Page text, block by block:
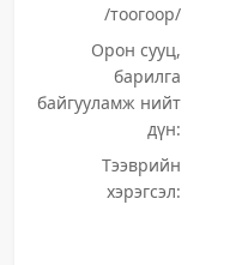
/тоогоор/
Орон сууц,
барилга
байгууламж нийт
дүн:
Тээврийн
хэрэгсэл: